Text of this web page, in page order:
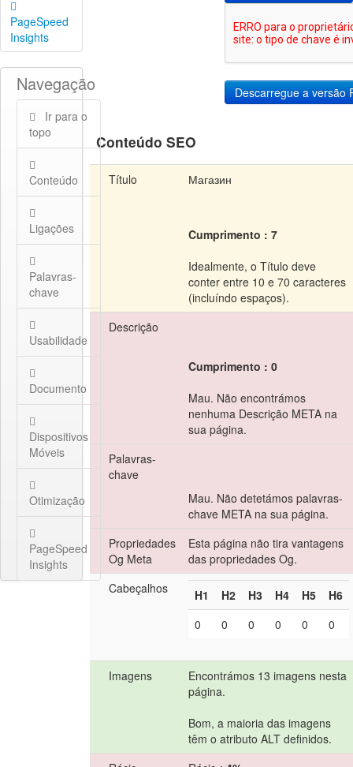
PageSpeed
Insights
Navegação
Ir para o
topo
Conteúdo
Ligações
Palavras-
chave
Usabilidade
Documento
Dispositivos
Móveis
Otimização
PageSpeed
Insights
Conteúdo SEO
Título Магазин
Cumprimento : 7
Idealmente, o Título deve
conter entre 10 e 70 caracteres
(incluíndo espaços).
Descrição
Cumprimento : 0
Mau. Não encontrámos
nenhuma Descrição META na
sua página.
Palavras-
chave
Mau. Não detetámos palavras-
chave META na sua página.
Propriedades
Og Meta
Esta página não tira vantagens
das propriedades Og.
Cabeçalhos
H1 H2 H3 H4 H5
H6
0
0 0 0 0 0
Imagens
Encontrámos 13 imagens nesta
página.
Bom, a maioria das imagens
têm o atributo ALT definidos.